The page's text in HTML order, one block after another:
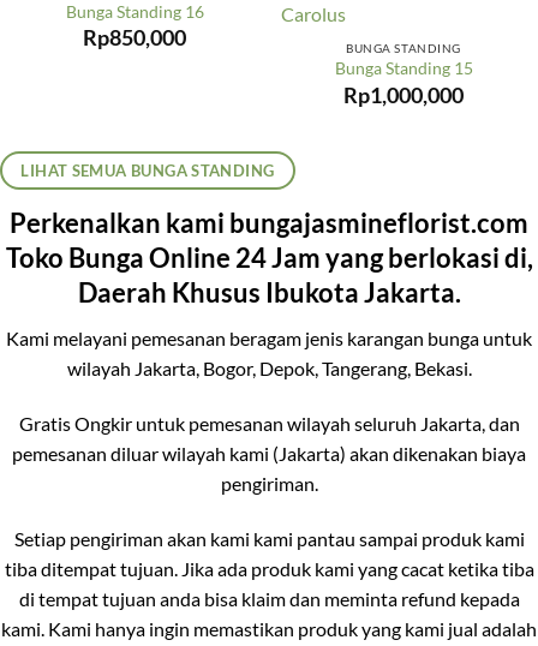
Bunga Standing 16
Rp850,000 BUNGA STANDING
Bunga Standing 15
Rp1,000,000
LIHAT SEMUA BUNGA STANDING
Perkenalkan kami bungajasmineflorist.com
Toko Bunga Online 24 Jam yang berlokasi di,
Daerah Khusus Ibukota Jakarta.
Kami melayani pemesanan beragam jenis karangan bunga untuk
wilayah Jakarta, Bogor, Depok, Tangerang, Bekasi.
Gratis Ongkir untuk pemesanan wilayah seluruh Jakarta, dan
pemesanan diluar wilayah kami (Jakarta) akan dikenakan biaya
pengiriman.
Setiap pengiriman akan kami kami pantau sampai produk kami
tiba ditempat tujuan. Jika ada produk kami yang cacat ketika tiba
di tempat tujuan anda bisa klaim dan meminta refund kepada
kami. Kami hanya ingin memastikan produk yang kami jual adalah